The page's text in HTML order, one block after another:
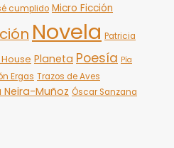
cumplido Micro Ficción
Novela Patricia
Planeta Poesía Pía
Ergas Trazos de Aves
Neira-Muñoz Óscar Sanzana